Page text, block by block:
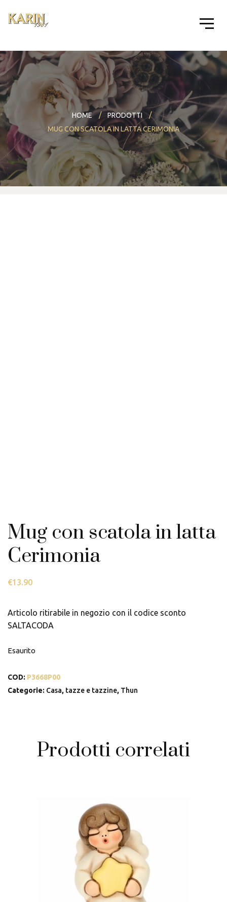
HOME
PRODOTTI
MUG CON SCATOLA IN LATTA CERIMONIA
Mug con scatola in latta
Cerimonia
€13.90
Articolo ritirabile in negozio con il codice sconto
SALTACODA
Esaurito
COD: P3668P00
Categorie: Casa, tazze e tazzine, Thun
Prodotti correlati